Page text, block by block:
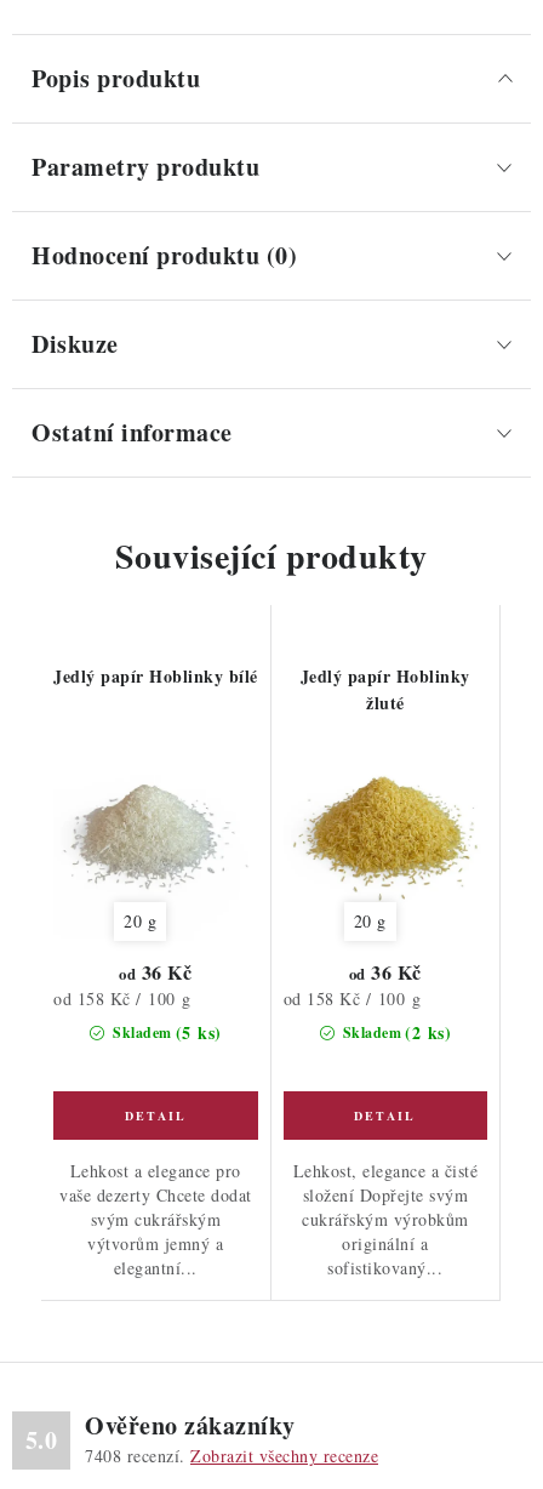
Popis produktu
Parametry produktu
Hodnocení produktu (0)
Diskuze
Ostatní informace
Související produkty
Jedlý papír Hoblinky bílé
20 g
Skladem (5 ks)
od 36 Kč
Měrná
od 158 Kč / 100 g
Lehkost a elegance pro
vaše dezerty Chcete dodat
svým cukrářským
výtvorům jemný a
elegantní...
Jedlý papír Hoblinky
žluté
20 g
Skladem(2 ks)
od 36 Kč
Měrná
od 158 Kč / 100 g
Lehkost, elegance a čisté
složení Dopřejte svým
cukrářským výrobkům
originální a
sofistikovaný...
5.0 Ověřeno zákazníky
7408 recenzí. Zobrazit všechny recenze